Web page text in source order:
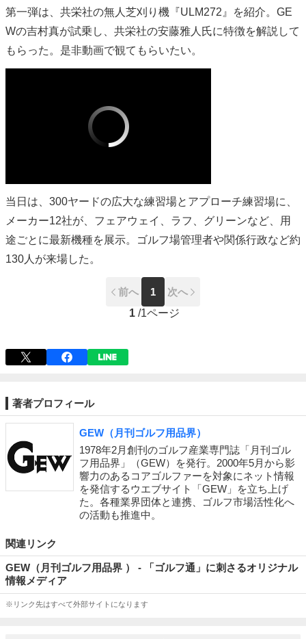
第一弾は、共栄社の無人芝刈り機『ULM272』を紹介。GE
Wの吉村真が試乗し、共栄社の安藤雅人氏に特徴を解説して
もらった。是非動画で観てもらいたい。
当日は、300ヤードの広大な練習場とアプローチ練習場に、
メーカー12社が、フェアウェイ、ラフ、グリーンなど、用
途ごとに最新機種を展示。ゴルフ場管理者や関係行政など約
130人が来場した。
前へ 1
次へ
1 /1ページ
著者プロフィール
GEW（月刊ゴルフ用品界）
1978年2月創刊のゴルフ産業専門誌「月刊ゴル
フ用品界」（GEW）を発行。2000年5月から影
響力のあるコアゴルファーを対象にネット情報
を発信するウエブサイト「GEW」を立ち上げ
た。各種業界団体と連携、ゴルフ市場活性化へ
の活動も推進中。
関連リンク
GEW（月刊ゴルフ用品界 ） - 「ゴルフ通」に刺さるオリジナル
情報メディア
※リンク先はすべて外部サイトになります